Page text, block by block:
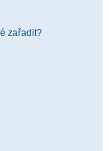
zařadit?